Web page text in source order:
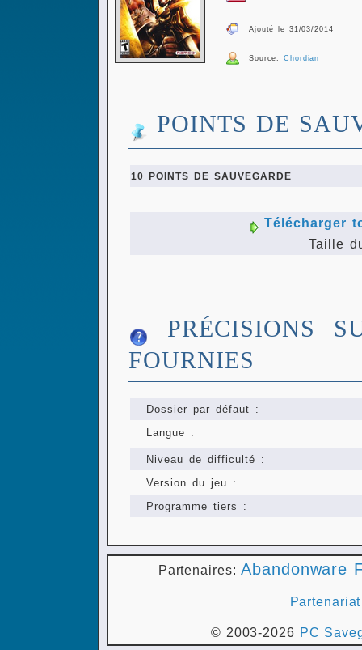
Ajouté le 31/03/2014
Source:Chordian
POINTS DE
10 POINTS DE SAUVEGARDE
Télécharger
Taille
PRÉCISIONS
FOURNIES
Dossier par défaut :
Langue :
Niveau de difficulté :
Version du jeu :
Programme tiers :
Partenaires:Abandonware
Partenariat
© 2003-2026 PC